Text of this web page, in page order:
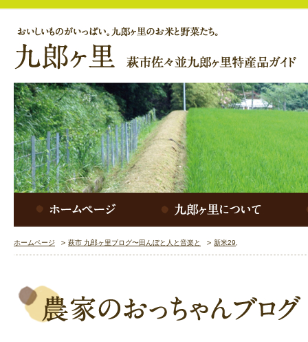
ホームページ 萩市 九郎ヶ里ブログ〜田んぼと人と音楽と 新米29,